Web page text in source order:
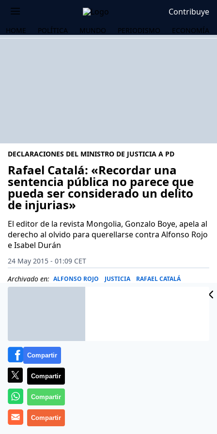
Contribuye
HOME POLÍTICA MUNDO PERIODISMO ECONOMÍA
DECLARACIONES DEL MINISTRO DE JUSTICIA A PD
Rafael Catalá: «Recordar una
sentencia pública no parece que
pueda ser considerado un delito
de injurias»
El editor de la revista Mongolia, Gonzalo Boye, apela al
derecho al olvido para querellarse contra Alfonso Rojo
e Isabel Durán
24 May 2015 - 01:09 CET
Archivado en: ALFONSO ROJO JUSTICIA RAFAEL CATALÁ
Compartir
Compartir
Compartir
Compartir